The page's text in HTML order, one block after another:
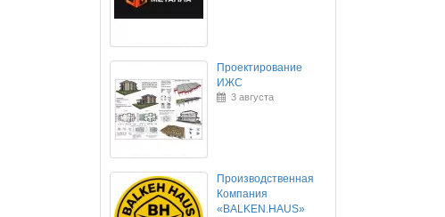
Проектирование
ИЖС
3 августа
Производственная
Компания
«BALKEN.HAUS»